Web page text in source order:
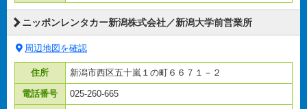
ニッポンレンタカー新潟株式会社／新潟大学前営業所
周辺地図を確認
住所 新潟市西区五十嵐１の町６６７１－２
電話番号 025-260-665